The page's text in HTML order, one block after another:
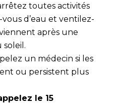
toutes activités
d’eau et ventilez-
après une
soleil.
un médecin si les
ou persistent plus
le 15